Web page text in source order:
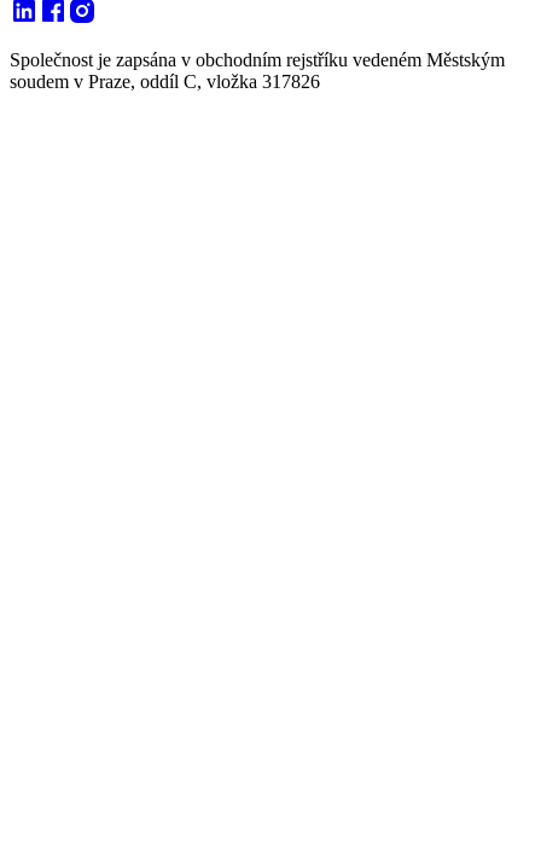
Společnost je zapsána v obchodním rejstříku vedeném Městským
soudem v Praze, oddíl C, vložka 317826